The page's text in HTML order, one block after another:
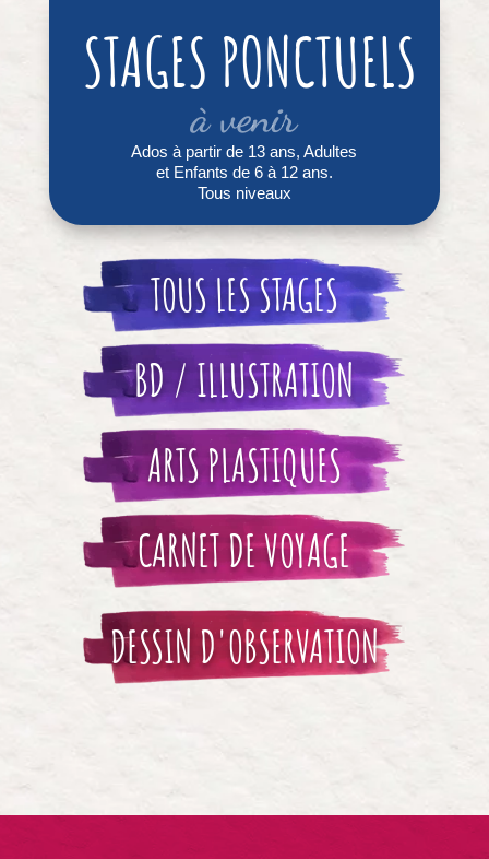
STAGES PONCTUELS
à venir
Ados à partir de 13 ans, Adultes
et Enfants de 6 à 12 ans.
Tous niveaux
TOUS LES STAGES
BD / ILLUSTRATION
ARTS PLASTIQUES
CARNET DE VOYAGE
DESSIN D'OBSERVATION